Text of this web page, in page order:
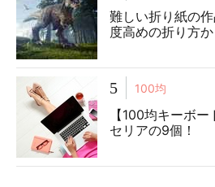
難しい折り紙の
度高めの折り方
5 100均
【100均キーボ
セリアの9個！